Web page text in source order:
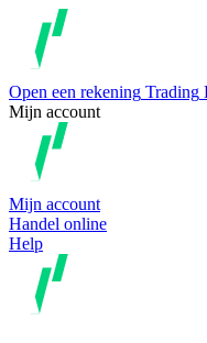
Open een rekening Trading
Mijn account
Mijn account
Handel online
Help